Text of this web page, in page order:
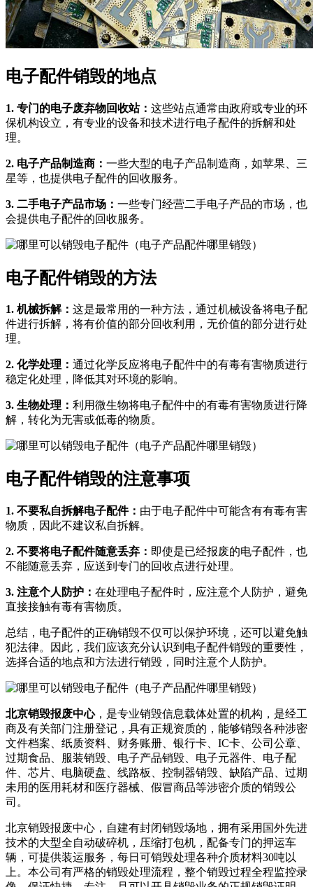
电子配件销毁的地点
1. 专门的电子废弃物回收站： 这些站点通常由政府或专业的环
保机构设立，有专业的设备和技术进行电子配件的拆解和处
理。
2. 电子产品制造商： 一些大型的电子产品制造商，如苹果、三
星等，也提供电子配件的回收服务。
3. 二手电子产品市场： 一些专门经营二手电子产品的市场，也
会提供电子配件的回收服务。
电子配件销毁的方法
1. 机械拆解： 这是最常用的一种方法，通过机械设备将电子配
件进行拆解，将有价值的部分回收利用，无价值的部分进行处
理。
2. 化学处理： 通过化学反应将电子配件中的有毒有害物质进行
稳定化处理，降低其对环境的影响。
3. 生物处理： 利用微生物将电子配件中的有毒有害物质进行降
解，转化为无害或低毒的物质。
电子配件销毁的注意事项
1. 不要私自拆解电子配件： 由于电子配件中可能含有有毒有害
物质，因此不建议私自拆解。
2. 不要将电子配件随意丢弃： 即使是已经报废的电子配件，也
不能随意丢弃，应送到专门的回收点进行处理。
3. 注意个人防护： 在处理电子配件时，应注意个人防护，避免
直接接触有毒有害物质。
总结，电子配件的正确销毁不仅可以保护环境，还可以避免触
犯法律。因此，我们应该充分认识到电子配件销毁的重要性，
选择合适的地点和方法进行销毁，同时注意个人防护。
北京销毁报废中心，是专业销毁信息载体处置的机构，是经工
商及有关部门注册登记，具有正规资质的，能够销毁各种涉密
文件档案、纸质资料、财务账册、银行卡、IC卡、公司公章、
过期食品、服装销毁、电子产品销毁、电子元器件、电子配
件、芯片、电脑硬盘、线路板、控制器销毁、缺陷产品、过期
未用的医用耗材和医疗器械、假冒商品等涉密介质的销毁公
司。
北京销毁报废中心，自建有封闭销毁场地，拥有采用国外先进
技术的大型全自动破碎机，压缩打包机，配备专门的押运车
辆，可提供装运服务，每日可销毁处理各种介质材料30吨以
上。本公司有严格的销毁处理流程，整个销毁过程全程监控录